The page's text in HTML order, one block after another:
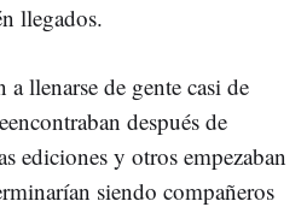
llegados.
llenarse de gente casi de
después de
ediciones y otros empezaban
siendo compañeros